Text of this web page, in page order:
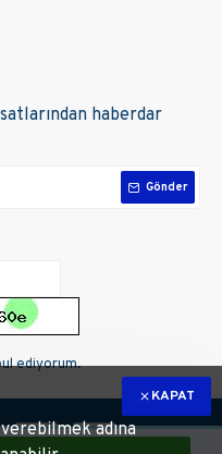
haberdar
Gönder
ediyorum.
KAPAT
adına